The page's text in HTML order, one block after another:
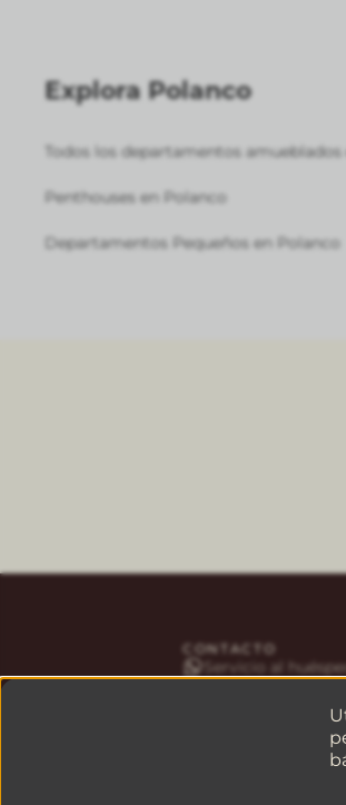
Explora Polanco
Todos los departamentos
Penthouses en Polanco
Departamentos Pequeños en Polanco
CONTACTO
Servicio al
Empresas o